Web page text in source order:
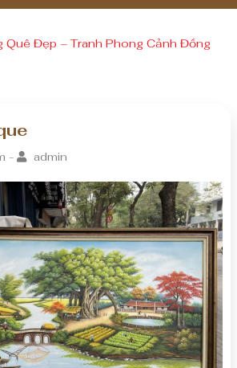
Quê Đẹp – Tranh Phong Cảnh Đồng
- admin